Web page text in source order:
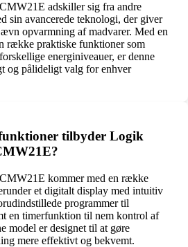
adskiller sig fra andre
sin avancerede teknologi, der giver
opvarmning af madvarer. Med en
række praktiske funktioner som
energiniveauer, er denne
og pålideligt valg for enhver
tilbyder Logik
kommer med en række
et digitalt display med intuitiv
programmer til
en timerfunktion til nem kontrol af
model er designet til at gøre
mere effektivt og bekvemt.